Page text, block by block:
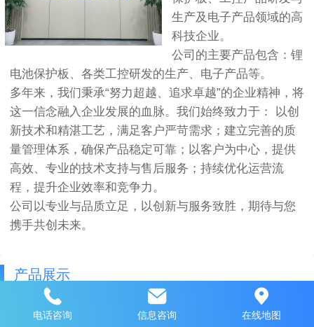
生产及电子产品领域的高
科技企业。
公司的主要产品包含：锂
电池保护板、各类工控研发的生产、电子产品等。
多年来，我们秉承“努力超越、追求卓越”的企业精神，将
这一信念融入企业发展的血脉。我们始终致力于： 以创
新技术和精湛工艺，满足客户严苛需求；建立完善的质
量管理体系，确保产品稳定可靠；以客户为中心，提供
高效、专业的技术支持与售后服务；持续优化运营流
程，提升企业效率和竞争力。
公司以专业与品质立足，以创新与服务致胜，期待与您
携手共创未来。
产品展示
电话咨询 信息咨询 在线地图